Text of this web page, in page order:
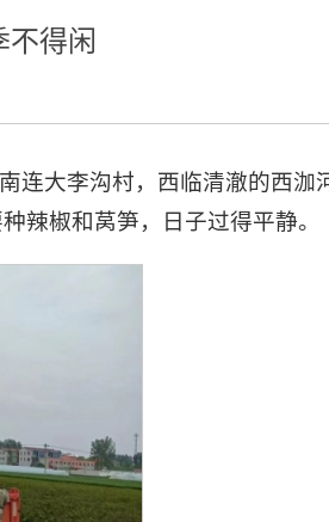
得闲
连大李沟村，西临清澈的西泇
辣椒和莴笋，日子过得平静。